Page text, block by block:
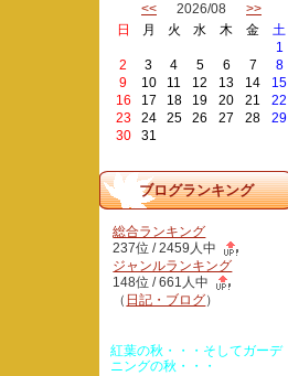
<< 2026/08 >>
日
月 火 水 木 金
土
1
2
3 4 5 6 7
8
9
10 11 12 13 14
15
16
17 18 19 20 21
22
23
24 25 26 27 28
29
30
31
ブログランキング
総合ランキング
237位 / 2459人中
ジャンルランキング
148位 / 661人中
（ 日記・ブログ）
紅葉の秋・・・そしてガーデ
ニングの秋・・・